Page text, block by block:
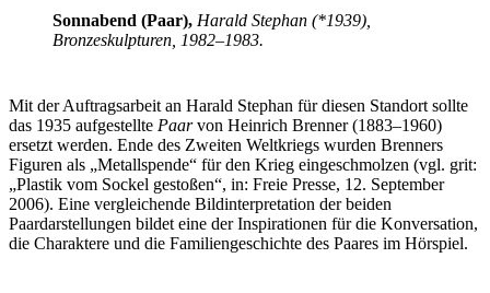
Sonnabend (Paar), Harald Stephan (*1939),
Bronzeskulpturen, 1982–1983.
Mit der Auftragsarbeit an Harald Stephan für diesen Standort sollte
das 1935 aufgestellte Paarvon Heinrich Brenner (1883–1960)
ersetzt werden. Ende des Zweiten Weltkriegs wurden Brenners
Figuren als „Metallspende“ für den Krieg eingeschmolzen (vgl. grit:
„Plastik vom Sockel gestoßen“, in: Freie Presse, 12. September
2006). Eine vergleichende Bildinterpretation der beiden
Paardarstellungen bildet eine der Inspirationen für die Konversation,
die Charaktere und die Familiengeschichte des Paares im Hörspiel.